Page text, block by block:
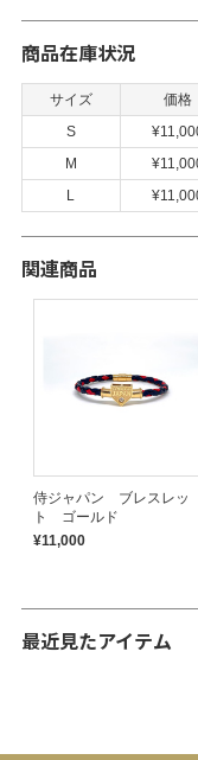
商品在庫状況
サイズ 価格
S
M
L
関連商品
侍ジャパン ブレスレッ
ト ゴールド
¥11,000
最近見たアイテム